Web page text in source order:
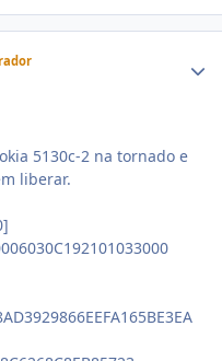
5130c-2 na tornado e
liberar.